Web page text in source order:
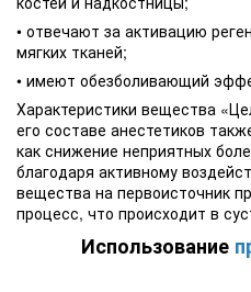
• отвечают за активацию
мягких тканей;
• имеют обезболивающий
Характеристики вещества
его составе анестетиков
как снижение неприятных
благодаря активному
вещества на первоисточник
процесс, что происходит в
Использование